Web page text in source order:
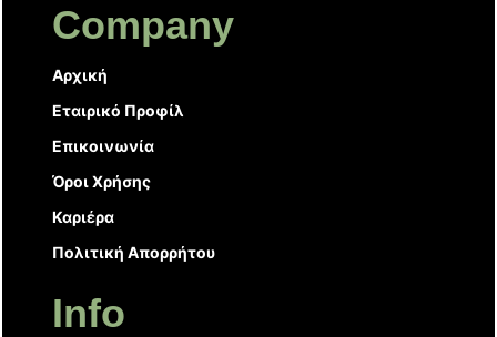
Company
Αρχική
Εταιρικό Προφίλ
Επικοινωνία
Όροι Χρήσης
Καριέρα
Πολιτική Απορρήτου
Info